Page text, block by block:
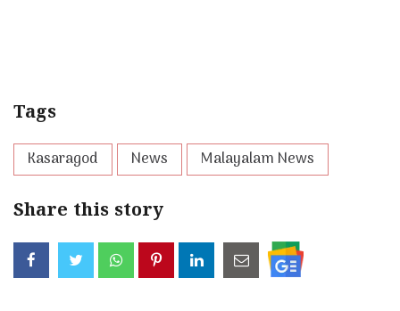
Tags
Kasaragod News Malayalam News
Share this story